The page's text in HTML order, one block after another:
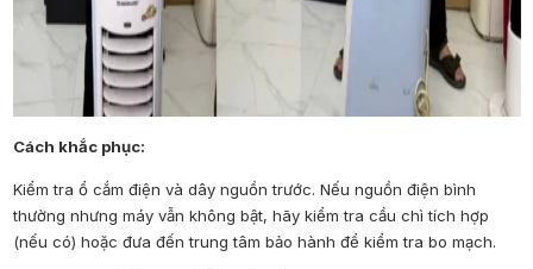
Cách khắc phục:
Kiểm tra ổ cắm điện và dây nguồn trước. Nếu nguồn điện bình
thường nhưng máy vẫn không bật, hãy kiểm tra cầu chì tích hợp
(nếu có) hoặc đưa đến trung tâm bảo hành để kiểm tra bo mạch.